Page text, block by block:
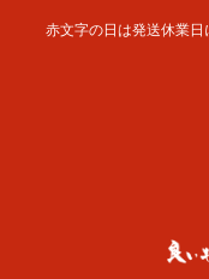
赤文字の日は発送休業日